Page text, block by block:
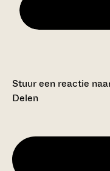
Stuur een reactie
Delen